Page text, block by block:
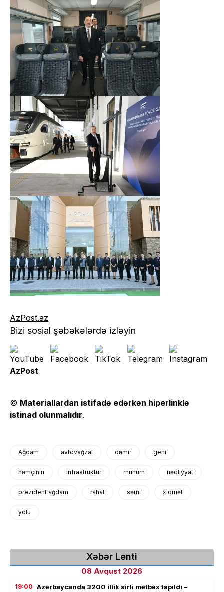
AzPost.az
Bizi sosial şəbəkələrdə izləyin
AzPost
© Materiallardan istifadə edərkən hiperlinklə
istinad olunmalıdır.
Ağdam avtovağzal dəmir geni
həmçinin infrastruktur mühüm nəqliyyat
prezident ağdam rahat sərni xidmət
yolu
Xəbər Lenti
08 Avqust 2026
19:00 Azərbaycanda 3200 illik sirli mətbəx tapıldı –